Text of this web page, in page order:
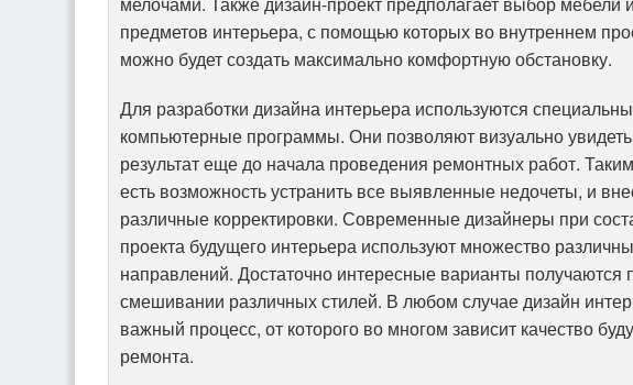
предметов интерьера, с помощью которых во внутреннем
можно будет создать максимально комфортную обстановку.
Для разработки дизайна интерьера используются
компьютерные программы. Они позволяют визуально
результат еще до начала проведения ремонтных работ.
есть возможность устранить все выявленные недочеты, и
различные корректировки. Современные дизайнеры при
проекта будущего интерьера используют множество
направлений. Достаточно интересные варианты получаются
смешивании различных стилей. В любом случае дизайн
важный процесс, от которого во многом зависит качество
ремонта.